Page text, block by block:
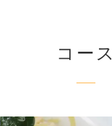
コース